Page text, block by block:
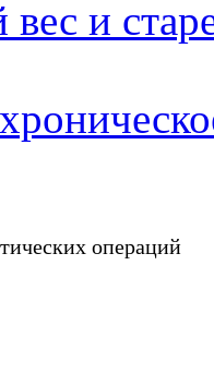
и
операций